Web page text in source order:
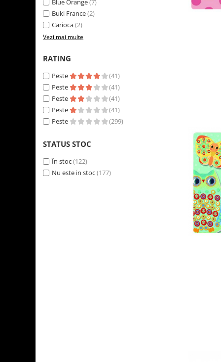
LEGO Creator Expert
LEGO Architecture
LEGO Ideas
Blue Orange(7)
Buki France(2)
Carioca(2)
Vezi mai multe
RATING
Peste
(41)
Peste
(41)
Peste
(41)
Peste
(41)
Peste
(299)
STATUS STOC
În stoc(122)
Nu este in stoc(177)